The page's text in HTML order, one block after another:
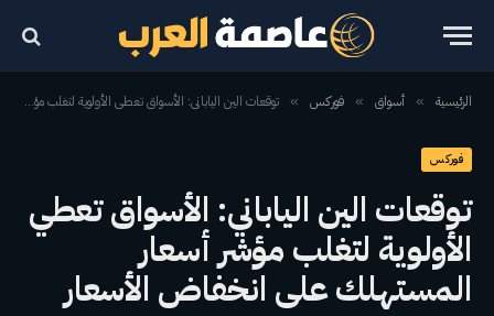
الرئيسية » أسواق » فوركس » توقعات الين الياباني: الأسواق تعطي الأولوية لتغلب مؤشر أسعار المستهلك على انخفاض الأسعار
فوركس
توقعات الين الياباني: الأسواق تعطي
الأولوية لتغلب مؤشر أسعار
المستهلك على انخفاض الأسعار